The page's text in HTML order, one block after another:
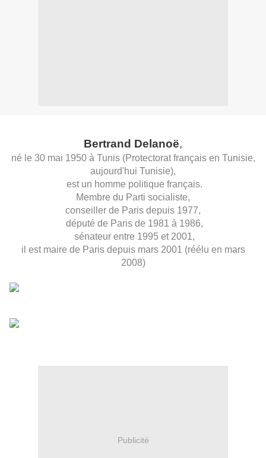
Bertrand Delanoë,
né le 30 mai 1950 à Tunis (Protectorat français en Tunisie,
aujourd'hui Tunisie),
est un homme politique français.
Membre du Parti socialiste,
conseiller de Paris depuis 1977,
député de Paris de 1981 à 1986,
sénateur entre 1995 et 2001,
il est maire de Paris depuis mars 2001 (réélu en mars
2008)
Publicité